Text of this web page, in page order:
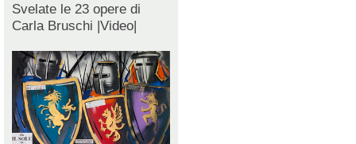
Svelate le 23 opere di
Carla Bruschi |Video|